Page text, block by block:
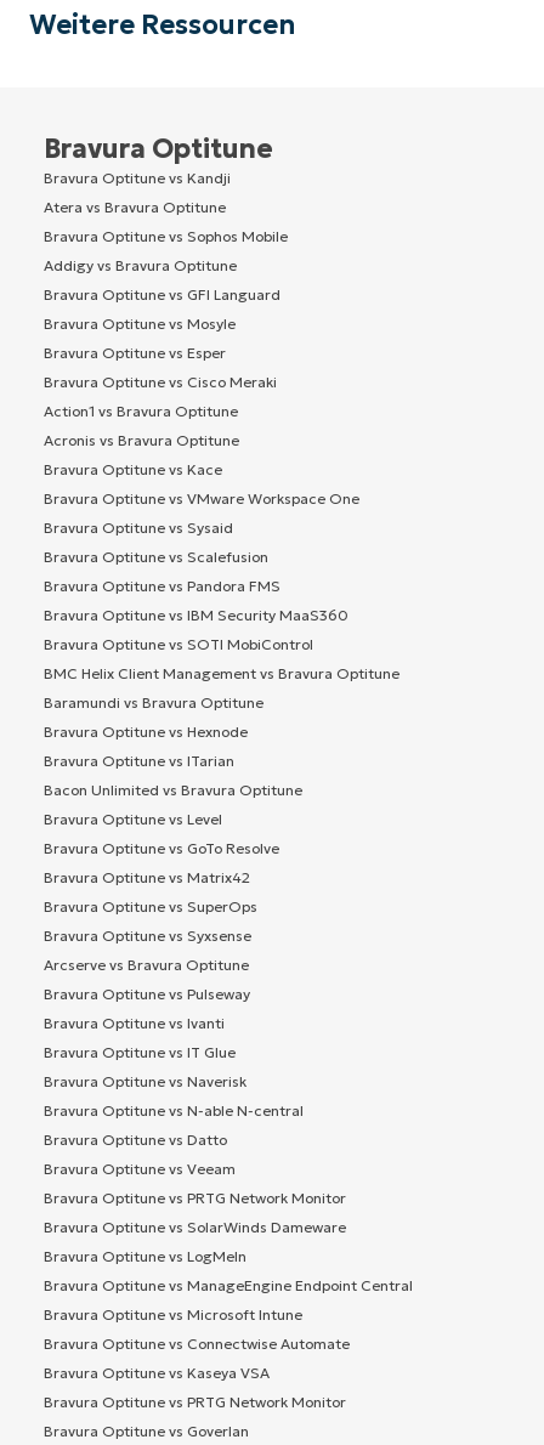
Weitere Ressourcen
Bravura Optitune
Bravura Optitune vs Kandji
Atera vs Bravura Optitune
Bravura Optitune vs Sophos Mobile
Addigy vs Bravura Optitune
Bravura Optitune vs GFI Languard
Bravura Optitune vs Mosyle
Bravura Optitune vs Esper
Bravura Optitune vs Cisco Meraki
Action1 vs Bravura Optitune
Acronis vs Bravura Optitune
Bravura Optitune vs Kace
Bravura Optitune vs VMware Workspace One
Bravura Optitune vs Sysaid
Bravura Optitune vs Scalefusion
Bravura Optitune vs Pandora FMS
Bravura Optitune vs IBM Security MaaS360
Bravura Optitune vs SOTI MobiControl
BMC Helix Client Management vs Bravura Optitune
Baramundi vs Bravura Optitune
Bravura Optitune vs Hexnode
Bravura Optitune vs ITarian
Bacon Unlimited vs Bravura Optitune
Bravura Optitune vs Level
Bravura Optitune vs GoTo Resolve
Bravura Optitune vs Matrix42
Bravura Optitune vs SuperOps
Bravura Optitune vs Syxsense
Arcserve vs Bravura Optitune
Bravura Optitune vs Pulseway
Bravura Optitune vs Ivanti
Bravura Optitune vs IT Glue
Bravura Optitune vs Naverisk
Bravura Optitune vs N-able N-central
Bravura Optitune vs Datto
Bravura Optitune vs Veeam
Bravura Optitune vs PRTG Network Monitor
Bravura Optitune vs SolarWinds Dameware
Bravura Optitune vs LogMeIn
Bravura Optitune vs ManageEngine Endpoint Central
Bravura Optitune vs Microsoft Intune
Bravura Optitune vs Connectwise Automate
Bravura Optitune vs Kaseya VSA
Bravura Optitune vs PRTG Network Monitor
Bravura Optitune vs Goverlan